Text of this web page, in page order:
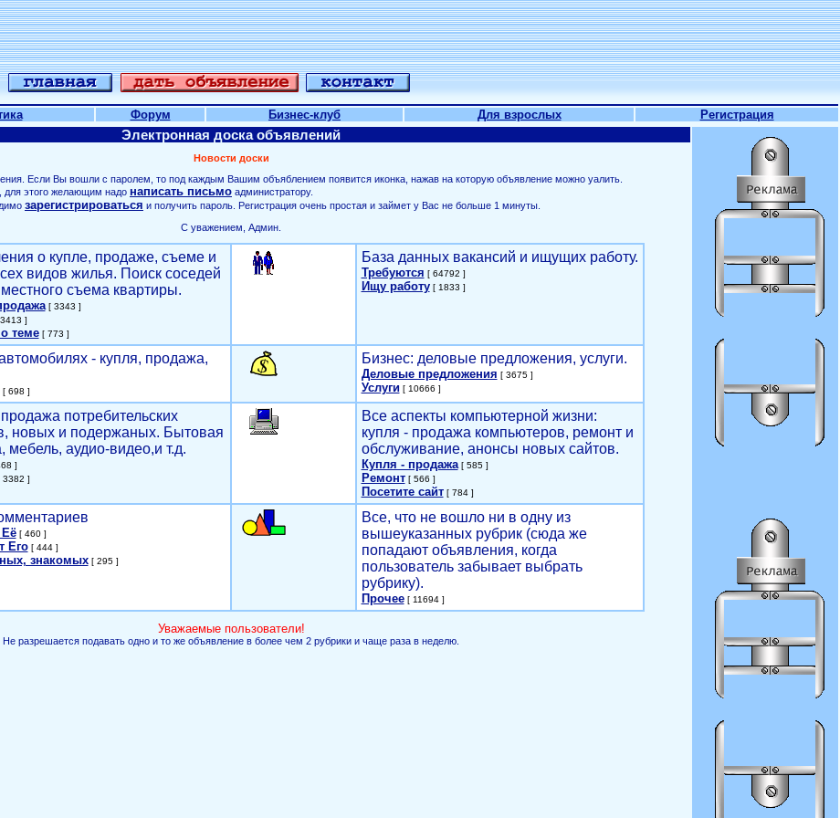
Форум Бизнес-клуб Для взрослых Регистрация
Электронная доска объявлений
Новости доски
Если Вы вошли с паролем, то под каждым Вашим объяблением появится иконка, нажав на которую объявление можно уалить.
для этого желающим надо написать письмо администратору.
зарегистрироваться и получить пароль. Регистрация очень простая и займет у Вас не больше 1 минуты.
С уважением, Админ.
о купле, продаже, съеме и
видов жилья. Поиск соседей
съема квартиры.
[ 3343 ]
]
теме[ 773 ]
База данных вакансий и ищущих работу.
Требуются [ 64792 ]
Ищу работу[ 1833 ]
- купля, продажа,
[ 698 ]
Бизнес: деловые предложения, услуги.
Деловые предложения [ 3675 ]
Услуги[ 10666 ]
потребительских
новых и подержаных. Бытовая
мебель, аудио-видео,и т.д.
]
3382 ]
Все аспекты компьютерной жизни:
купля - продажа компьютеров, ремонт и
обслуживание, анонсы новых сайтов.
Купля - продажа[ 585 ]
Ремонт[ 566 ]
Посетите сайт[ 784 ]
[ 460 ]
Его[ 444 ]
знакомых[ 295 ]
Все, что не вошло ни в одну из
вышеуказанных рубрик (сюда же
попадают объявления, когда
пользователь забывает выбрать
рубрику).
Прочее[ 11694 ]
Уважаемые пользователи!
Не разрешается подавать одно и то же объявление в более чем 2 рубрики и чаще раза в неделю.